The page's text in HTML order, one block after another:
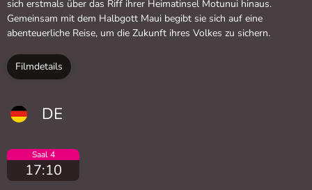
sich erstmals über das Riff ihrer Heimatinsel Motunui hinaus.
Gemeinsam mit dem Halbgott Maui begibt sie sich auf eine
abenteuerliche Reise, um die Zukunft ihres Volkes zu sichern.
Filmdetails
DE
Saal 4
17:10